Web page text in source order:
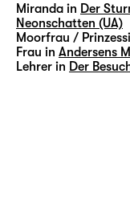
Miranda in Der
Neonschatten (UA)
Moorfrau /
Frau in Andersens
Lehrer in Der